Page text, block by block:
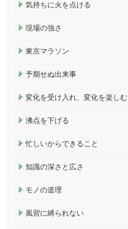
気持ちに火を点ける
現場の強さ
東京マラソン
予期せぬ出来事
変化を受け入れ、変化を楽しむ
沸点を下げる
忙しいからできること
知識の深さと広さ
モノの道理
風習に縛られない